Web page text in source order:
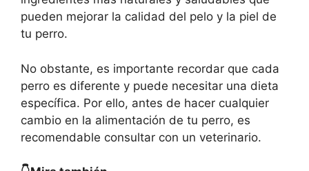
pueden mejorar la calidad del pelo y la piel de
tu perro.
No obstante, es importante recordar que cada
perro es diferente y puede necesitar una dieta
específica. Por ello, antes de hacer cualquier
cambio en la alimentación de tu perro, es
recomendable consultar con un veterinario.